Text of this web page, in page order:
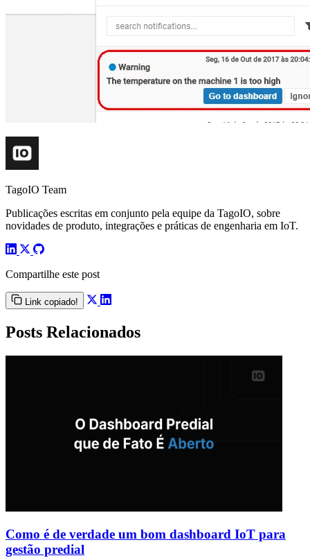
TagoIO Team
Publicações escritas em conjunto pela equipe da TagoIO, sobre
novidades de produto, integrações e práticas de engenharia em IoT.
Compartilhe este post
Link copiado!
Posts Relacionados
Como é de verdade um bom dashboard IoT para
gestão predial